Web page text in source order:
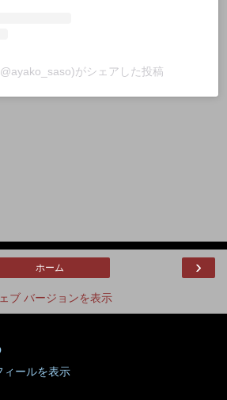
がシェアした投稿
›
ホーム
ブ バージョンを表示
ィールを表示